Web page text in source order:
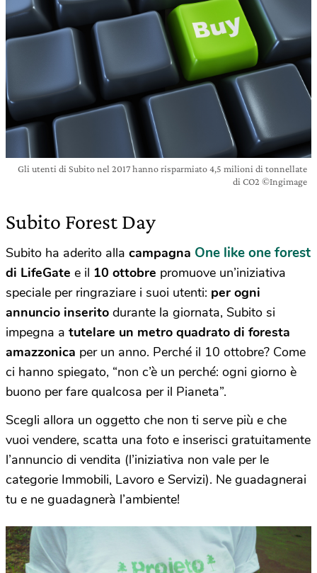
Gli utenti di Subito nel 2017 hanno risparmiato 4,5 milioni di tonnellate
di CO2 ©Ingimage
Subito Forest Day
Subito ha aderito alla campagna One like one forest
di LifeGate e il 10 ottobre promuove un’iniziativa
speciale per ringraziare i suoi utenti: per ogni
annuncio inserito durante la giornata, Subito si
impegna a tutelare un metro quadrato di foresta
amazzonica per un anno. Perché il 10 ottobre? Come
ci hanno spiegato, “non c’è un perché: ogni giorno è
buono per fare qualcosa per il Pianeta”.
Scegli allora un oggetto che non ti serve più e che
vuoi vendere, scatta una foto e inserisci gratuitamente
l’annuncio di vendita (l’iniziativa non vale per le
categorie Immobili, Lavoro e Servizi). Ne guadagnerai
tu e ne guadagnerà l’ambiente!